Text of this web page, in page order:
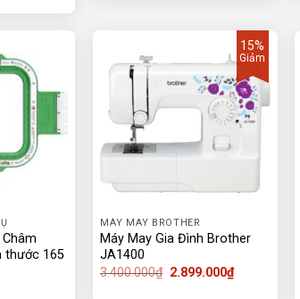
thước 165
15%
Giảm
MÁY MAY BROTHER
Máy May Gia Đình Brother
JA1400
3.400.000₫ Giá
2.899.000₫Giá
hiện